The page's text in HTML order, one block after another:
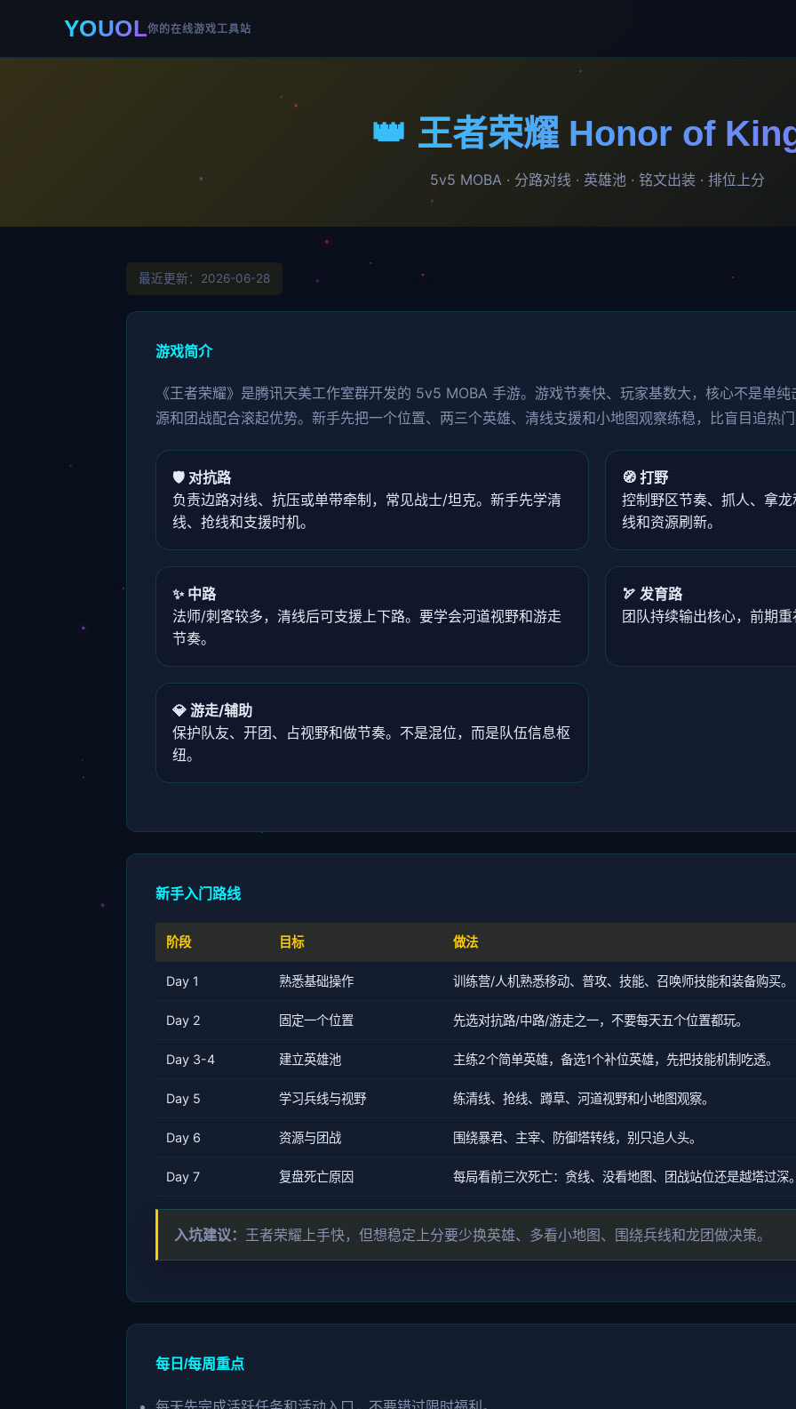
YOUOL你的在线游戏工具站
👑 王者荣耀 Honor of
5v5 MOBA · 分路对线 · 英雄池 · 铭文出装 · 排位上分
最近更新：2026-06-28
游戏简介
《王者荣耀》是腾讯天美工作室群开发的 5v5 MOBA 手游。游戏节奏快、玩家基数大，核心不是单
源和团战配合滚起优势。新手先把一个位置、两三个英雄、清线支援和小地图观察练稳，比盲目追热
🛡️ 对抗路
负责边路对线、抗压或单带牵制，常见战士/坦克。新手先学清
线、抢线和支援时机。
🧭 打野
控制野区节奏、抓人、拿
线和资源刷新。
✨ 中路
法师/刺客较多，清线后可支援上下路。要学会河道视野和游走
节奏。
🏹 发育路
团队持续输出核心，前期
💎 游走/辅助
保护队友、开团、占视野和做节奏。不是混位，而是队伍信息枢
纽。
新手入门路线
阶段 目标 做法
Day 1 熟悉基础操作 训练营/人机熟悉移动、普攻、技能、召唤师技能和装备购买。
Day 2 固定一个位置 先选对抗路/中路/游走之一，不要每天五个位置都玩。
Day 3-4 建立英雄池 主练2个简单英雄，备选1个补位英雄，先把技能机制吃透。
Day 5 学习兵线与视野 练清线、抢线、蹲草、河道视野和小地图观察。
Day 6 资源与团战 围绕暴君、主宰、防御塔转线，别只追人头。
Day 7 复盘死亡原因 每局看前三次死亡：贪线、没看地图、团战站位还是越塔过深
入坑建议： 王者荣耀上手快，但想稳定上分要少换英雄、多看小地图、围绕兵线和龙团做决策。
每日/每周重点